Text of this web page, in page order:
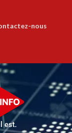
nous
est.